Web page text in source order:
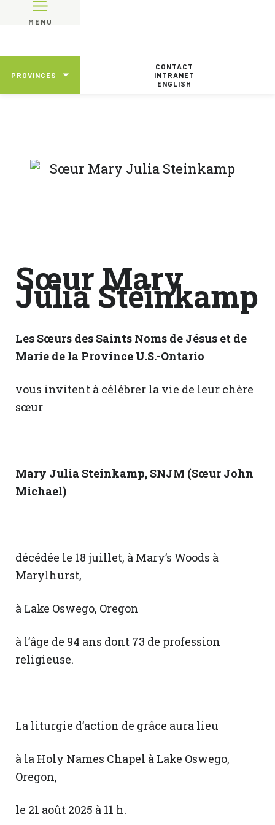
MENU
PROVINCES
CONTACT
INTRANET
ENGLISH
Sœur Mary
Julia Steinkamp
Les Sœurs des Saints Noms de Jésus et de
Marie de la Province U.S.-Ontario
vous invitent à célébrer la vie de leur chère
sœur
Mary Julia Steinkamp, SNJM (Sœur John
Michael)
décédée le 18 juillet, à Mary’s Woods à
Marylhurst,
à Lake Oswego, Oregon
à l’âge de 94 ans dont 73 de profession
religieuse.
La liturgie d’action de grâce aura lieu
à la Holy Names Chapel à Lake Oswego,
Oregon,
le 21 août 2025 à 11 h.